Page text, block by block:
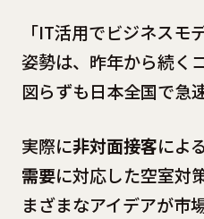
「IT活用でビジネスモ
姿勢は、昨年から続く
図らずも日本全国で急
実際に非対面接客によ
需要に対応した空室対
まざまなアイデアが市